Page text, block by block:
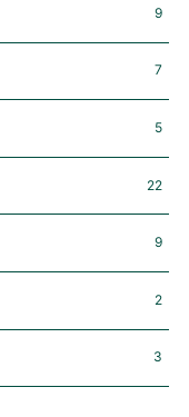
9
7
5
22
9
2
3